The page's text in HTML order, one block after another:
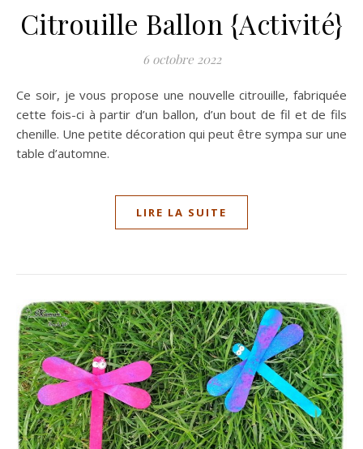
Citrouille Ballon {Activité}
6 octobre 2022
Ce soir, je vous propose une nouvelle citrouille, fabriquée
cette fois-ci à partir d’un ballon, d’un bout de fil et de fils
chenille. Une petite décoration qui peut être sympa sur une
table d’automne.
LIRE LA SUITE